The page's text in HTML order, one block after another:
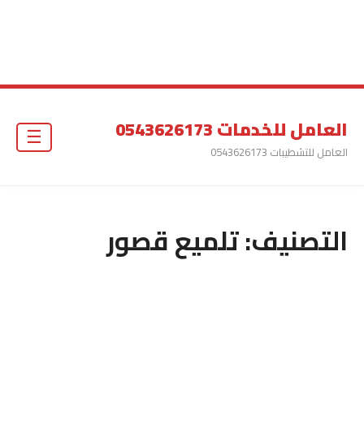
العامل للخدمات 0543626173
العامل للتشطيبات 0543626173
التصنيف:تلميع قصور